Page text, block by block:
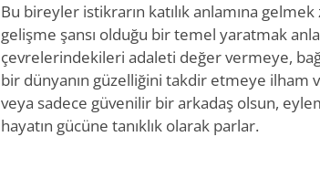
Bu bireyler istikrarın katılık anlamına
gelişme şansı olduğu bir temel yaratmak
çevrelerindekileri adaleti değer vermeye,
bir dünyanın güzelliğini takdir etmeye ilham
veya sadece güvenilir bir arkadaş olsun,
hayatın gücüne tanıklık olarak parlar.